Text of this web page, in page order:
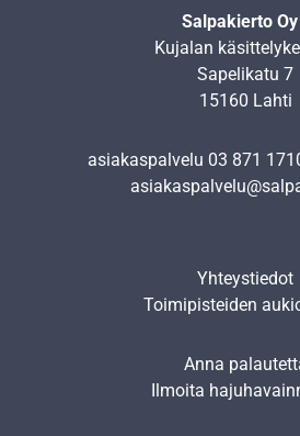
Salpakierto Oy
Kujalan
Sapelikatu 7
15160 Lahti
asiakaspalvelu 03 871
Yhteystiedot
Toimipisteiden
Anna
Ilmoita